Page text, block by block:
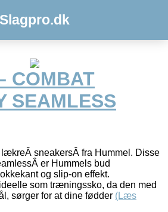
Slagpro.dk
COMBAT
SEAMLESS
sneakersÂ fra Hummel. Disse
er Hummels bud
og slip-on effekt.
som træningssko, da den med
sørger for at dine fødder (Læs